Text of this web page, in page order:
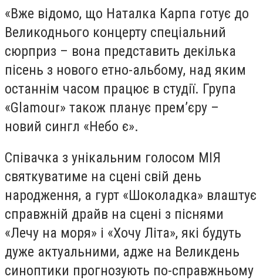
«Вже відомо, що Наталка Карпа готує до
Великоднього концерту спеціальний
сюрприз – вона представить декілька
пісень з нового етно-альбому, над яким
останнім часом працює в студії. Група
«Glamour» також планує прем’єру –
новий сингл «Небо є».
Співачка з унікальним голосом МІЯ
святкуватиме на сцені свій день
народження, а гурт «Шоколадка» влаштує
справжній драйв на сцені з піснями
«Лечу на моря» і «Хочу Літа», які будуть
дуже актуальними, адже на Великдень
синоптики прогнозують по-справжньому